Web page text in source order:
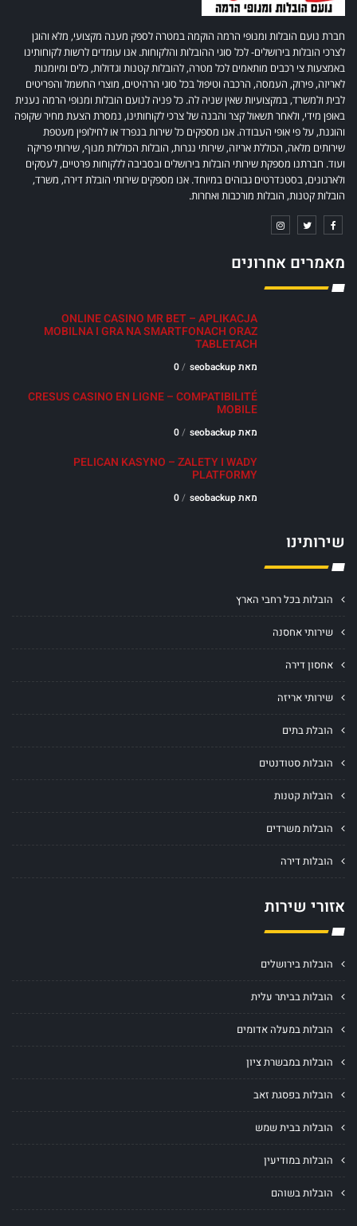
חברת נועם הובלות ומנופי הרמה הוקמה במטרה לספק מענה מקצועי, מלא והוגן
לצרכי הובלות בירושלים- לכל סוגי ההובלות והלקוחות. אנו עומדים לרשות לקוחותינו
באמצעות צי רכבים מותאמים לכל מטרה, להובלות קטנות וגדולות, כלים ומיומנות
לאריזה, פירוק, העמסה, הרכבה וטיפול בכל סוגי הרהיטים, מוצרי החשמל והפריטים
לבית ולמשרד, במקצועיות שאין שניה לה. כל פניה לנועם הובלות ומנופי הרמה נענית
באופן מידי, ולאחר תשאול קצר והבנה של צרכי לקוחותינו, נמסרת הצעת מחיר שקופה
והוגנת, על פי אופי העבודה. אנו מספקים כל שירות בנפרד או לחילופין מעטפת
שירותים מלאה, הכוללת אריזה, שירותי נגרות, הובלות הכוללות מנוף, שירותי פריקה
ועוד. חברתנו מספקת שירותי הובלות בירושלים ובסביבה ללקוחות פרטיים, לעסקים
ולארגונים, בסטנדרטים גבוהים במיוחד. אנו מספקים שירותי הובלת דירה, משרד,
הובלות קטנות, הובלות מורכבות ואחרות.
מאמרים אחרונים
ONLINE CASINO MR BET – APLIKACJA
MOBILNA I GRA NA SMARTFONACH ORAZ
TABLETACH
מאת seobackup 0
CRESUS CASINO EN LIGNE – COMPATIBILITÉ
MOBILE
מאת seobackup 0
PELICAN KASYNO – ZALETY I WADY
PLATFORMY
מאת seobackup 0
שירותינו
הובלות בכל רחבי הארץ
שירותי אחסנה
אחסון דירה
שירותי אריזה
הובלת בתים
הובלות סטודנטים
הובלות קטנות
הובלות משרדים
הובלות דירה
אזורי שירות
הובלות בירושלים
הובלות בביתר עלית
הובלות במעלה אדומים
הובלות במבשרת ציון
הובלות בפסגת זאב
הובלות בבית שמש
הובלות במודיעין
הובלות בשוהם